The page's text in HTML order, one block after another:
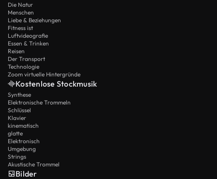
Die Natur
Menschen
Liebe & Beziehungen
Fitness ist
Luftvideografie
Essen & Trinken
Reisen
Der Transport
Technologie
Zoom virtuelle Hintergründe
Kostenlose Stockmusik
Synthese
Elektronische Trommeln
Schlüssel
Klavier
kinematisch
glatte
Elektronisch
Umgebung
Strings
Akustische Trommel
Bilder